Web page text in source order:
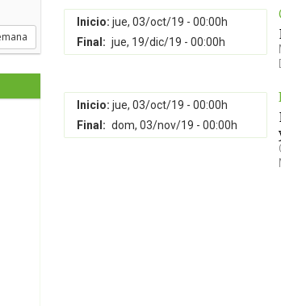
Inicio: jue, 03/oct/19 - 00:00h
Final: jue, 19/dic/19 - 00:00h
Inicio: jue, 03/oct/19 - 00:00h
Final: dom, 03/nov/19 - 00:00h